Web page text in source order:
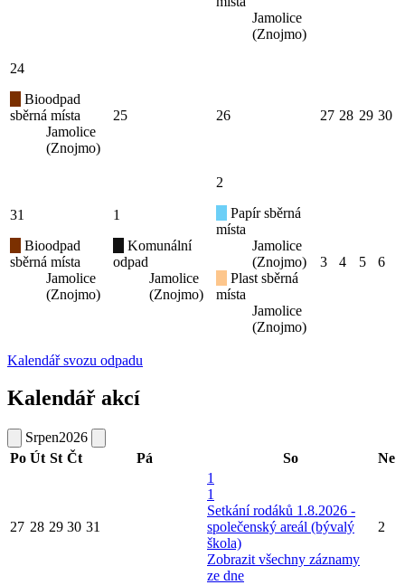
Jamolice
(Znojmo)
24
Bioodpad
sběrná místa
Jamolice
(Znojmo)
25 26 27 28 29 30
31
Bioodpad
sběrná místa
Jamolice
(Znojmo)
1
Komunální
odpad
Jamolice
(Znojmo)
2
Papír sběrná
místa
Jamolice
(Znojmo)
Plast sběrná
místa
Jamolice
(Znojmo)
3 4 5 6
Kalendář svozu odpadu
Kalendář akcí
Srpen2026
Po Út St Čt Pá So Ne
27 28 29 30 31
1
1
Setkání rodáků 1.8.2026 -
společenský areál (bývalý
škola)
Zobrazit všechny záznamy
ze dne
2